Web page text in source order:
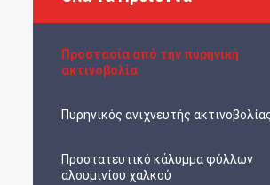
Προστασία από την πυρηνική
ακτινοβολία
Πυρηνικός ανιχνευτής
Προστατευτικό κάλυμμα φύλλων
αλουμινίου χαλκού